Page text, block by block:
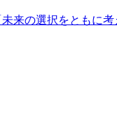
の選択をともに考